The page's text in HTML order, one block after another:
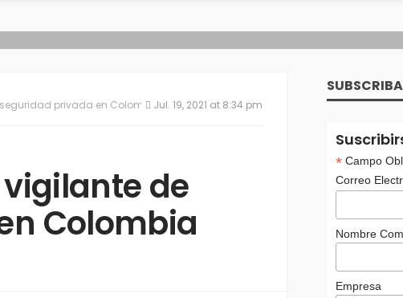
privada en ColombiaJul. 19, 2021 at 8:34 pm
de
Colombia
*Campo
Correo
Nombre
Empresa